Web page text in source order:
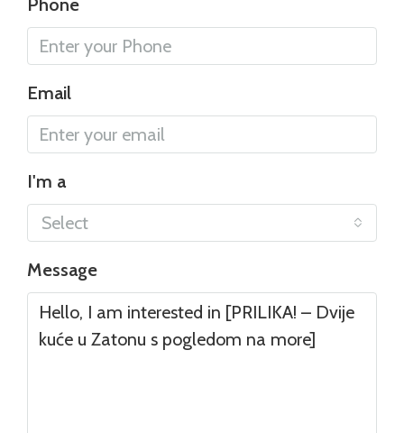
Phone
Email
I'm a
Select
Message